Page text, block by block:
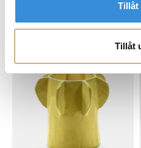
Tillåt
Tillåt
2.199 kr